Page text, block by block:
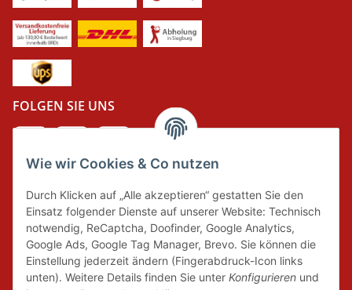
Wie wir Cookies & Co nutzen
Durch Klicken auf „Alle akzeptieren“ gestatten Sie den
Einsatz folgender Dienste auf unserer Website: Technisch
notwendig, ReCaptcha, Doofinder, Google Analytics,
Google Ads, Google Tag Manager, Brevo. Sie können die
Einstellung jederzeit ändern (Fingerabdruck-Icon links
unten). Weitere Details finden Sie unter Konfigurieren und
FOLGEN SIE UNS
Wir tragen Verantwortung und erfüllen unsere
Pflichten zur Systembeteiligung nach dem
Verpackungsgesetz.